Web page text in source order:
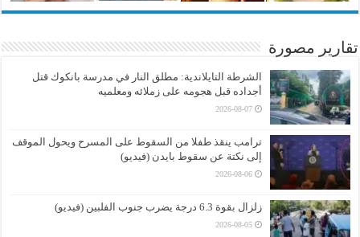
تقارير مصورة
الشرطة التايلاندية: مطلق النار في مدرسة بانكوك قتل
أجداده قبل هجومه على زملائه ومعلميه
2026-08-07
ترامب ينقذ طفلا من السقوط على المسرح ويحول الموقف
إلى نكتة عن سقوط بايدن (فيديو)
2026-08-06
زلزال بقوة 6.3 درجة يضرب جنوب الفلبين (فيديو)
2026-08-05